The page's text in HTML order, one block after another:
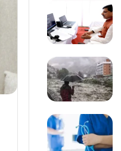
हो
गा
A
…
…